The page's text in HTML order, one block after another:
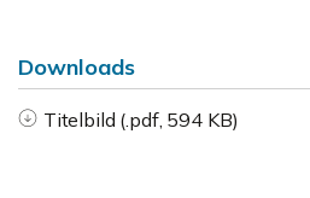
Downloads
Titelbild (.pdf, 594 KB)